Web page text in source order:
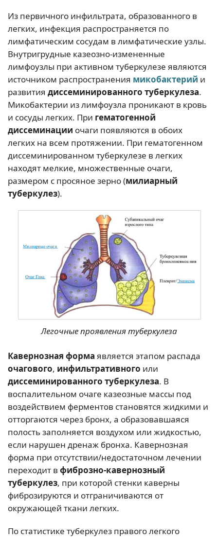
Из первичного инфильтрата, образованного в
легких, инфекция распространяется по
лимфатическим сосудам в лимфатические узлы.
Внутригрудные казеозно-измененные
лимфоузлы при активном туберкулезе являются
источником распространения микобактерий и
развития диссеминированного туберкулеза.
Микобактерии из лимфоузла проникают в кровь
и сосуды легких. При гематогенной
диссеминации очаги появляются в обоих
легких на всем протяжении. При гематогенном
диссеминированном туберкулезе в легких
находят мелкие, множественные очаги,
размером с просяное зерно (милиарный
туберкулез).
Легочные проявления туберкулеза
Кавернозная форма является этапом распада
очагового, инфильтративного или
диссеминированного туберкулеза. В
воспалительном очаге казеозные массы под
воздействием ферментов становятся жидкими и
отторгаются через бронх, а образовавшаяся
полость заполняется воздухом или жидкостью,
если нарушен дренаж бронха. Кавернозная
форма при отсутствии/недостаточном лечении
переходит в фиброзно-кавернозный
туберкулез, при которой стенки каверны
фиброзируются и отграничиваются от
окружающей ткани легких.
По статистике туберкулез правого легкого